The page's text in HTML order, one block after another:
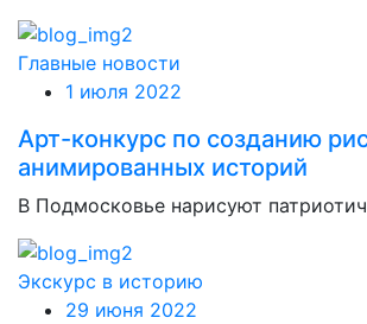
Главные новости
1 июля 2022
Арт-конкурс по созданию
анимированных историй
В Подмосковье нарисуют
Экскурс в историю
29 июня 2022